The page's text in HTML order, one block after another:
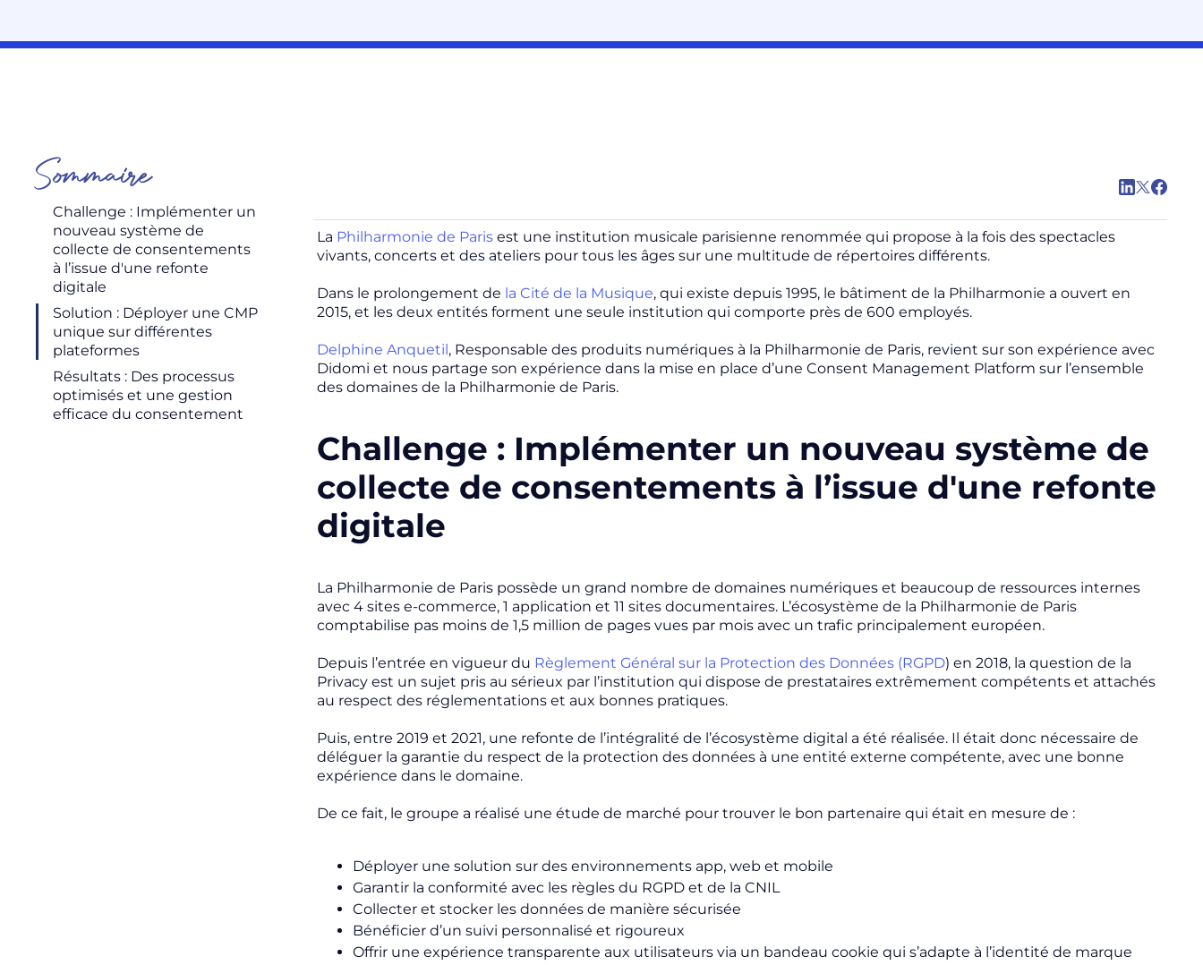
Sommaire
Challenge : Implémenter un
nouveau système de
collecte de consentements
à l’issue d'une refonte
digitale
Solution : Déployer une CMP
unique sur différentes
plateformes
Résultats : Des processus
optimisés et une gestion
efficace du consentement
La Philharmonie de Paris est une institution musicale parisienne renommée qui propose à la fois des spectacles
vivants, concerts et des ateliers pour tous les âges sur une multitude de répertoires différents.
Dans le prolongement de la Cité de la Musique, qui existe depuis 1995, le bâtiment de la Philharmonie a ouvert en
2015, et les deux entités forment une seule institution qui comporte près de 600 employés.
Delphine Anquetil, Responsable des produits numériques à la Philharmonie de Paris, revient sur son expérience avec
Didomi et nous partage son expérience dans la mise en place d’une Consent Management Platform sur l’ensemble
des domaines de la Philharmonie de Paris.
Challenge : Implémenter un nouveau système de
collecte de consentements à l’issue d'une refonte
digitale
La Philharmonie de Paris possède un grand nombre de domaines numériques et beaucoup de ressources internes
avec 4 sites e-commerce, 1 application et 11 sites documentaires. L’écosystème de la Philharmonie de Paris
comptabilise pas moins de 1,5 million de pages vues par mois avec un trafic principalement européen.
Depuis l’entrée en vigueur du Règlement Général sur la Protection des Données (RGPD) en 2018, la question de la
Privacy est un sujet pris au sérieux par l’institution qui dispose de prestataires extrêmement compétents et attachés
au respect des réglementations et aux bonnes pratiques.
Puis, entre 2019 et 2021, une refonte de l’intégralité de l’écosystème digital a été réalisée. Il était donc nécessaire de
déléguer la garantie du respect de la protection des données à une entité externe compétente, avec une bonne
expérience dans le domaine.
De ce fait, le groupe a réalisé une étude de marché pour trouver le bon partenaire qui était en mesure de :
Déployer une solution sur des environnements app, web et mobile
Garantir la conformité avec les règles du RGPD et de la CNIL
Collecter et stocker les données de manière sécurisée
Bénéficier d’un suivi personnalisé et rigoureux
Offrir une expérience transparente aux utilisateurs via un bandeau cookie qui s’adapte à l’identité de marque